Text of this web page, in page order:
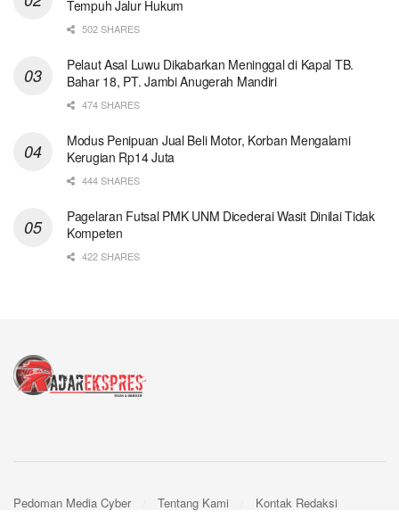
Tempuh Jalur Hukum
502 SHARES
Pelaut Asal Luwu Dikabarkan Meninggal di Kapal TB.
Bahar 18, PT. Jambi Anugerah Mandiri
474 SHARES
Modus Penipuan Jual Beli Motor, Korban Mengalami
Kerugian Rp14 Juta
444 SHARES
Pagelaran Futsal PMK UNM Dicederai Wasit Dinilai Tidak
Kompeten
422 SHARES
Pedoman Media Cyber Tentang Kami Kontak Redaksi